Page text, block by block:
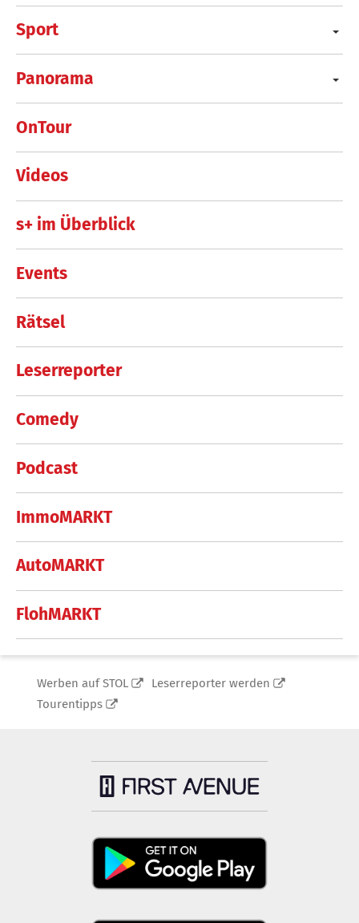
Sport
Panorama
OnTour
Videos
s+ im Überblick
Events
Rätsel
Leserreporter
Comedy
Podcast
ImmoMARKT
AutoMARKT
FlohMARKT
Werben auf STOL
Leserreporter werden
Tourentipps